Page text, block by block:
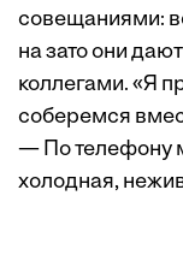
совещаниями:
на зато они
коллегами. «Я
соберемся
— По телефону
холодная,